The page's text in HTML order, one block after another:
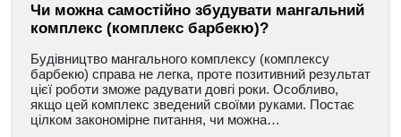
Чи можна самостійно збудувати мангальний
комплекс (комплекс барбекю)?
Будівництво мангального комплексу (комплексу
барбекю) справа не легка, проте позитивний результат
цієї роботи зможе радувати довгі роки. Особливо,
якщо цей комплекс зведений своїми руками. Постає
цілком закономірне питання, чи можна…